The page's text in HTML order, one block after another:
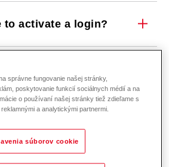
to activate a login?
Confirmation Email
správne fungovanie našej stránky,
poskytovanie funkcií sociálnych médií a na
o používaní našej stránky tiež zdieľame s
a analytickými partnermi.
súborov cookie